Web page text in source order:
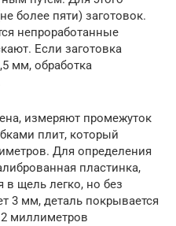
более пяти) заготовок.
непроработанные
Если заготовка
мм, обработка
измеряют промежуток
плит, который
Для определения
пластинка,
в щель легко, но без
3 мм, деталь покрывается
миллиметров